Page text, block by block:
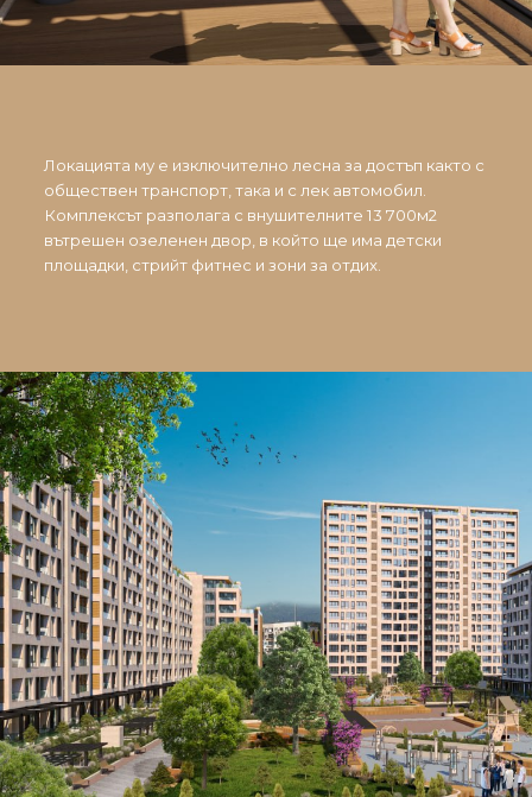
Локацията му е изключително лесна за достъп както с
обществен транспорт, така и с лек автомобил.
Комплексът разполага с внушителните 13 700м2
вътрешен озеленен двор, в който ще има детски
площадки, стрийт фитнес и зони за отдих.